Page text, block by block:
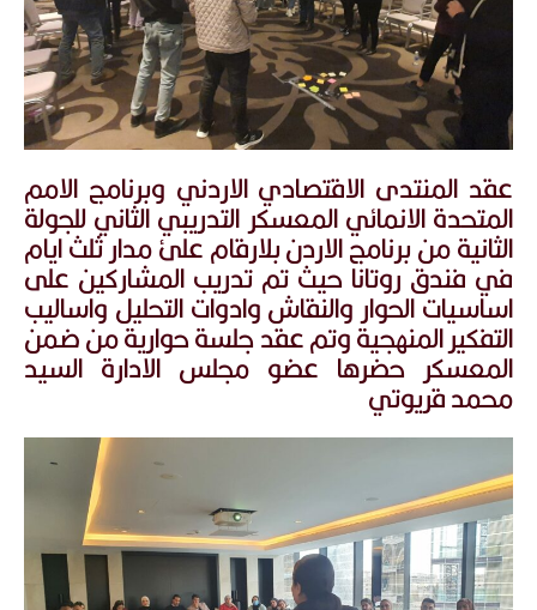
عقد المنتدى الاقتصادي الاردني وبرنامج الامم
المتحدة الانمائي المعسكر التدريبي الثاني للجولة
الثانية من برنامج الاردن بلارقام علئ مدار ثلث ايام
في فندق روتانا حيث تم تدريب المشاركين على
اساسيات الحوار والنقاش وادوات التحليل واساليب
التفكير المنهجية وتم عقد جلسة حوارية من ضمن
المعسكر حضرها عضو مجلس الادارة السيد
محمد قريوتي